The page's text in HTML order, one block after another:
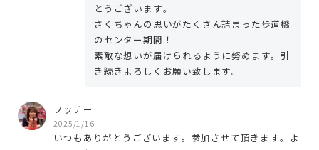
とうございます。
さくちゃんの思いがたくさん詰まった歩道橋
のセンター期間！
素敵な想いが届けられるように努めます。引
き続きよろしくお願い致します。
フッチー
2025/1/16
いつもありがとうございます。参加させて頂きます。よ